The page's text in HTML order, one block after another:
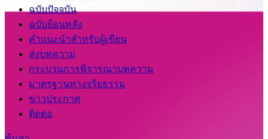
ฉบับปัจจุบัน
ฉบับย้อนหลัง
คำแนะนำสำหรับผู้เขียน
ส่งบทความ
กระบวนการพิจารณาบทความ
มาตรฐานทางจริยธรรม
ข่าวประกาศ
ติดต่อ